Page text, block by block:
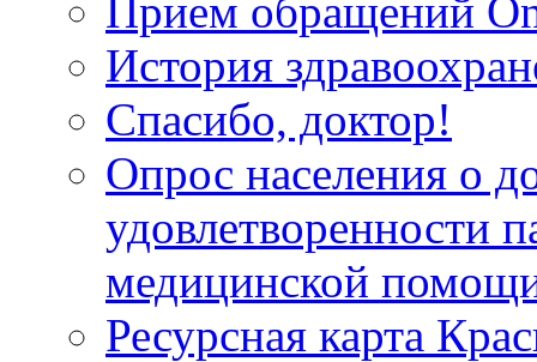
Прием обращений
История
Спасибо, доктор!
Опрос населения о
удовлетворенности
медицинской
Ресурсная карта